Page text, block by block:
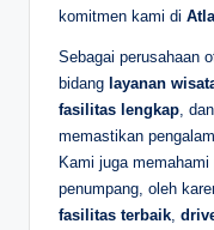
komitmen kami di
Sebagai perusahaan
bidang layanan
fasilitas lengkap , dan
memastikan
Kami juga
penumpang, oleh
fasilitas terbaik